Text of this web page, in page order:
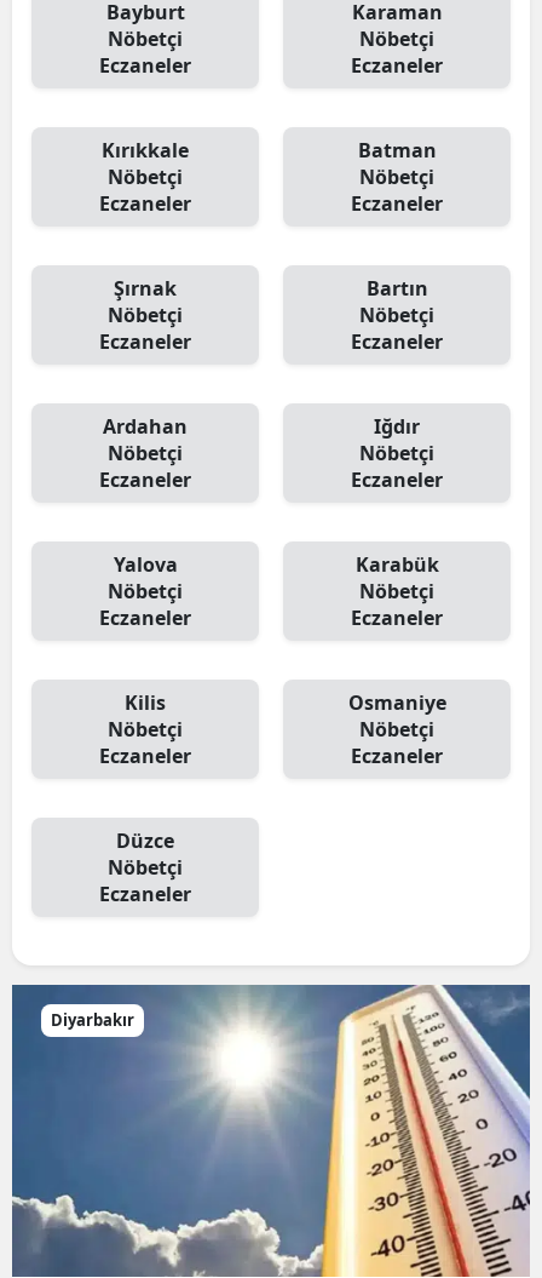
Bayburt
Nöbetçi
Eczaneler
Karaman
Nöbetçi
Eczaneler
Kırıkkale
Nöbetçi
Eczaneler
Batman
Nöbetçi
Eczaneler
Şırnak
Nöbetçi
Eczaneler
Bartın
Nöbetçi
Eczaneler
Ardahan
Nöbetçi
Eczaneler
Iğdır
Nöbetçi
Eczaneler
Yalova
Nöbetçi
Eczaneler
Karabük
Nöbetçi
Eczaneler
Kilis
Nöbetçi
Eczaneler
Osmaniye
Nöbetçi
Eczaneler
Düzce
Nöbetçi
Eczaneler
Diyarbakır